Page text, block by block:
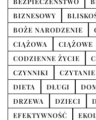
BIZNESOWY
BOŻE NARODZENIE
CIĄŻOWA
CIĄŻOWE
CODZIENNE ŻYCIE
CZYNNIKI
CZYTANIE
DIETA
DŁUGI
DRZEWA
DZIECI
EFEKTYWNOŚĆ